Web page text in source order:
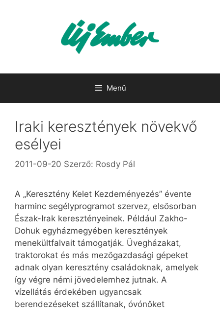
Menü
Iraki keresztények növekvő
esélyei
2011-09-20 Szerző: Rosdy Pál
A „Keresztény Kelet Kezdeményezés” évente
harminc segélyprogramot szervez, elsősorban
Észak-Irak keresztényeinek. Például Zakho-
Dohuk egyházmegyében keresztények
menekültfalvait támogatják. Üvegházakat,
traktorokat és más mezőgazdasági gépeket
adnak olyan keresztény családoknak, amelyek
így végre némi jövedelemhez jutnak. A
vízellátás érdekében ugyancsak
berendezéseket szállítanak, óvónőket